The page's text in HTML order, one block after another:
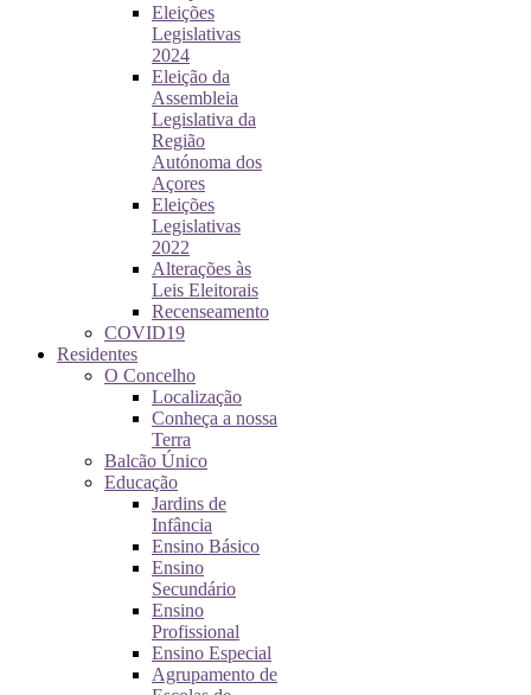
Eleições
Legislativas
2024
Eleição da
Assembleia
Legislativa da
Região
Autónoma dos
Açores
Eleições
Legislativas
2022
Alterações às
Leis Eleitorais
Recenseamento
COVID19
Residentes
O Concelho
Localização
Conheça a nossa
Terra
Balcão Único
Educação
Jardins de
Infância
Ensino Básico
Ensino
Secundário
Ensino
Profissional
Ensino Especial
Agrupamento de